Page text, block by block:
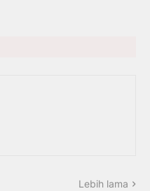
Lebih lama